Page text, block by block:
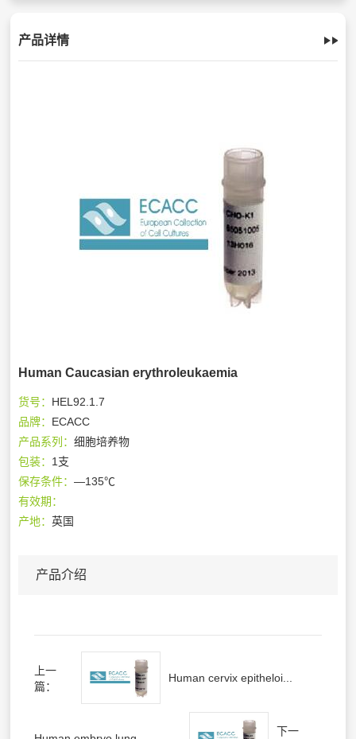
产品详情
Human Caucasian erythroleukaemia
货号： HEL92.1.7
品牌： ECACC
产品系列：细胞培养物
包装： 1支
保存条件：—135℃
有效期：
产地：英国
产品介绍
上一
篇：
Human cervix epitheloi...
下一